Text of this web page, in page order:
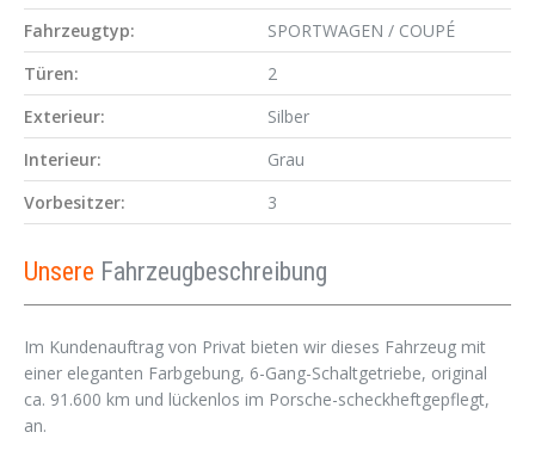
Fahrzeugtyp:
SPORTWAGEN / COUPÉ
Türen:
2
Exterieur:
Silber
Interieur:
Grau
Vorbesitzer:
3
Unsere Fahrzeugbeschreibung
Im Kundenauftrag von Privat bieten wir dieses Fahrzeug mit
einer eleganten Farbgebung, 6-Gang-Schaltgetriebe, original
ca. 91.600 km und lückenlos im Porsche-scheckheftgepflegt,
an.